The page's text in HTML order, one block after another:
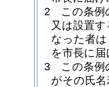
2
この条例
又は設置
なった者
を市長に
3
この条例
がその氏